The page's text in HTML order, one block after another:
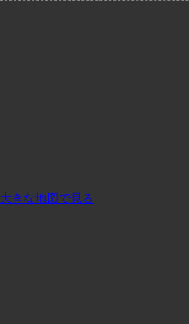
大きな地図で見る